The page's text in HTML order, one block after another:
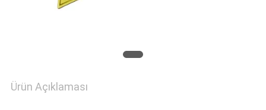
Ürün Açıklaması